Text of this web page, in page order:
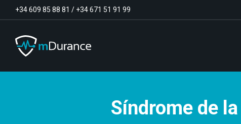
+34 609 85 88 81 / +34 671 51 91 99
Síndrome de